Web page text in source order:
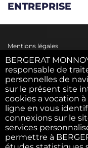
ENTREPRISE
Mentions légales
Politique des cookies
Politique des données
C.G.U.
BERGERAT
responsable de
personnelles de
sur le présent site
cookies a vocation
ligne en vous
connexions sur le
services
permettre à